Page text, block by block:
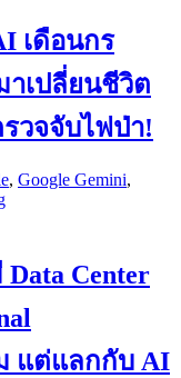
เดือนกร
าเปลี่ยนชีวิต
วจจับไฟป่า!
, Google Gemini,
Center
แต่แลกกับ AI